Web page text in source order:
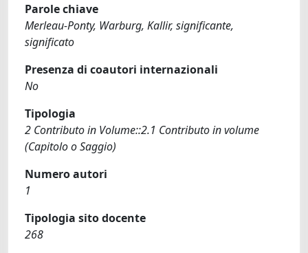
Parole chiave
Merleau-Ponty, Warburg, Kallir, significante,
significato
Presenza di coautori internazionali
No
Tipologia
2 Contributo in Volume::2.1 Contributo in volume
(Capitolo o Saggio)
Numero autori
1
Tipologia sito docente
268